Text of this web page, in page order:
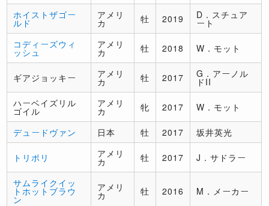
ホイストザゴー
ルド
アメリ
カ 牡 2019 D．スチュア
ート
コディーズウィ
ッシュ
アメリ
カ 牡 2018 W．モット
ギアジョッキー アメリ
カ 牡 2017 G．アーノル
ドII
ハーベイズリル
ゴイル
アメリ
カ 牝 2017 W．モット
デュードヴァン 日本 牡 2017 坂井英光
トリポリ アメリ
カ 牡 2017 J．サドラー
サムライクイッ
トホットブラウ
ン
アメリ
カ 牡 2016 M．メーカー